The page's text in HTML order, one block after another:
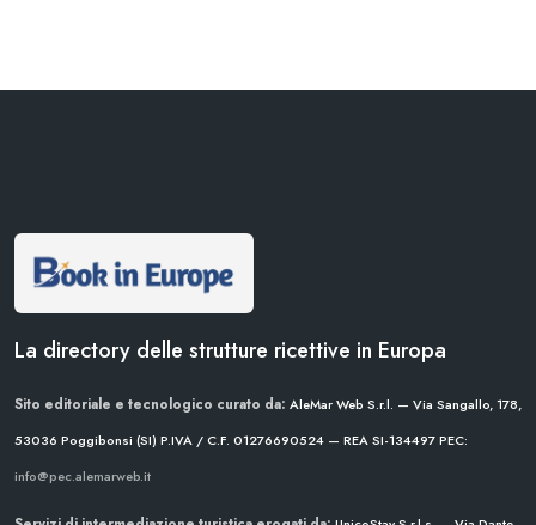
La directory delle strutture ricettive in Europa
Sito editoriale e tecnologico curato da: AleMar Web S.r.l. — Via Sangallo, 178,
53036 Poggibonsi (SI) P.IVA / C.F. 01276690524 — REA SI-134497PEC:
info@pec.alemarweb.it